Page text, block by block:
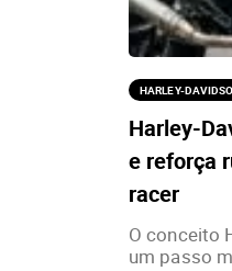
HARLEY-
Harley-
e reforça
racer
O conceito
um passo